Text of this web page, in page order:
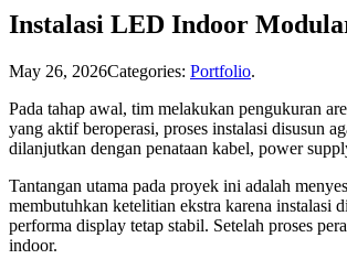
Instalasi LED Indoor
May 26, 2026Categories: Portfolio.
Pada tahap awal, tim melakukan pengukuran
yang aktif beroperasi, proses instalasi disusun
dilanjutkan dengan penataan kabel, power
Tantangan utama pada proyek ini adalah
membutuhkan ketelitian ekstra karena instalasi
performa display tetap stabil. Setelah proses
indoor.